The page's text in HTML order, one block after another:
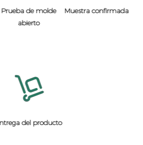
Prueba de molde
abierto
Muestra confirmada
entrega del producto